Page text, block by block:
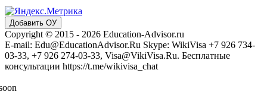
Добавить ОУ
Copyright © 2015 - 2026 Education-Advisor.ru
E-mail: Edu@EducationAdvisor.Ru Skype: WikiVisa +7 926 734-
03-33, +7 926 274-03-33, Visa@VikiVisa.Ru. Бесплатные
консультации https://t.me/wikivisa_chat